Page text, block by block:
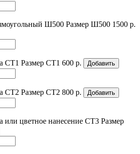
Ш500 Размер Ш500 1500 р.
СТ1 Размер СТ1 600 р. Добавить
СТ2 Размер СТ2 800 р. Добавить
или цветное нанесение СТ3 Размер